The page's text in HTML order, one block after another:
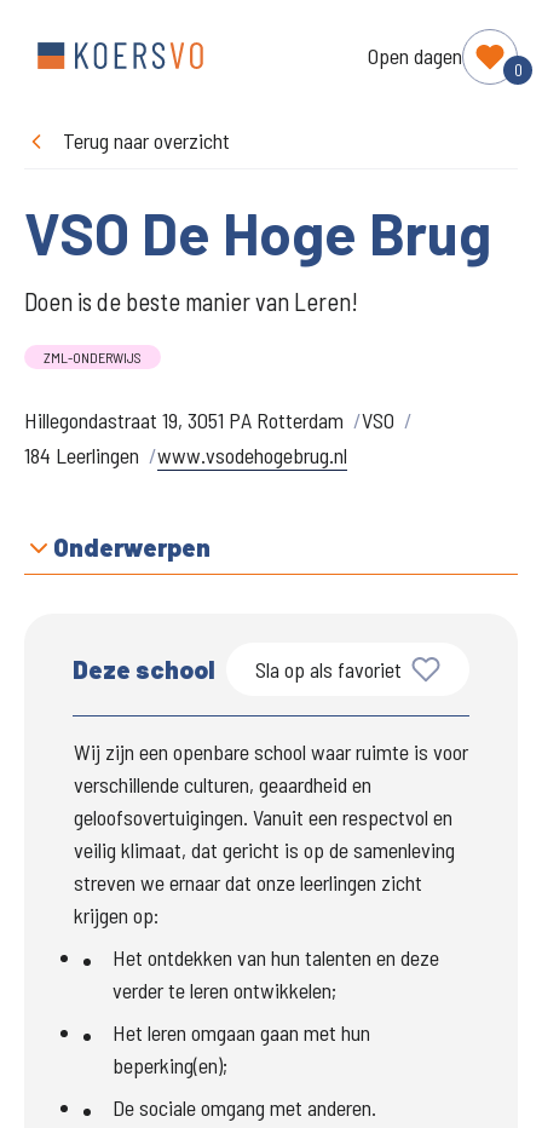
Open dagen
0
Terug naar overzicht
VSO De Hoge Brug
Doen is de beste manier van Leren!
ZML-ONDERWIJS
Hillegondastraat 19, 3051 PA Rotterdam
VSO
184 Leerlingen
www.vsodehogebrug.nl
Onderwerpen
Deze school Sla op als favoriet
Wij zijn een openbare school waar ruimte is voor
verschillende culturen, geaardheid en
geloofsovertuigingen. Vanuit een respectvol en
veilig klimaat, dat gericht is op de samenleving
streven we ernaar dat onze leerlingen zicht
krijgen op:
Het ontdekken van hun talenten en deze
verder te leren ontwikkelen;
Het leren omgaan gaan met hun
beperking(en);
De sociale omgang met anderen.